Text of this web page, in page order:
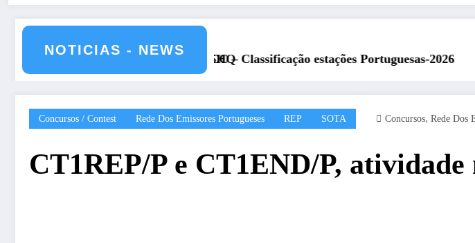
NOTICIAS - NEWS
de 2026 – CS5HQDXCC – Classificação estações Portuguesas-2026 REP presente na
Concursos / Contest Rede Dos Emissores Portugueses REP SOTA Concursos, Rede Dos
CT1REP/P e CT1END/P,